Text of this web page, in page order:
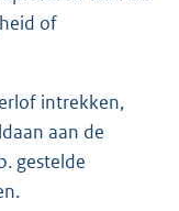
of
intrekken,
aan de
gestelde